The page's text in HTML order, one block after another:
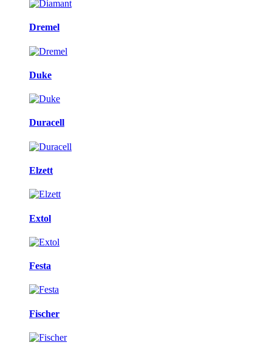
Dremel
Duke
Duracell
Elzett
Extol
Festa
Fischer